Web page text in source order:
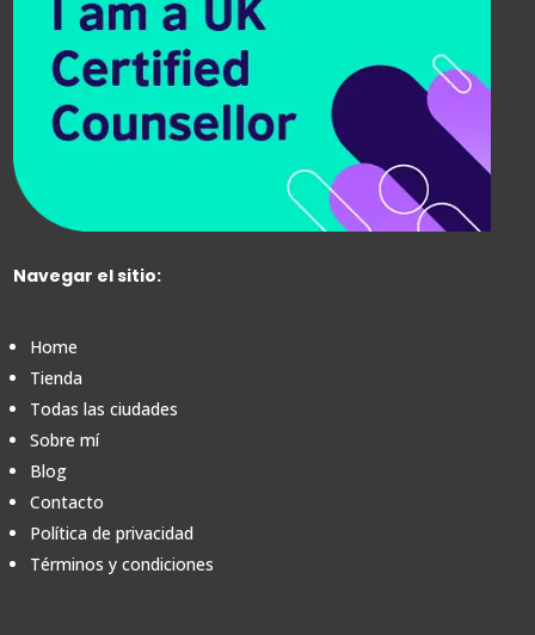
Navegar el sitio:
Home
Tienda
Todas las ciudades
Sobre mí
Blog
Contacto
Política de privacidad
Términos y condiciones